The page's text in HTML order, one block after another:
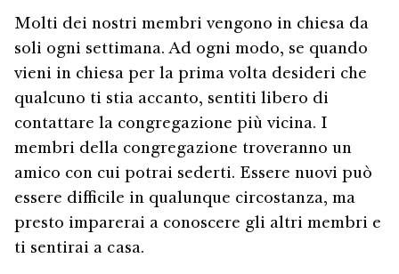
Molti dei nostri membri vengono in chiesa da
soli ogni settimana. Ad ogni modo, se quando
vieni in chiesa per la prima volta desideri che
qualcuno ti stia accanto, sentiti libero di
contattare la congregazione più vicina. I
membri della congregazione troveranno un
amico con cui potrai sederti. Essere nuovi può
essere difficile in qualunque circostanza, ma
presto imparerai a conoscere gli altri membri e
ti sentirai a casa.